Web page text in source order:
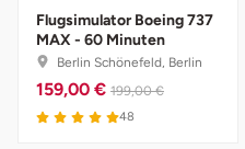
Flugsimulator Boeing 737
MAX - 60 Minuten
Berlin Schönefeld, Berlin
159,00 € 199,00 €
48
Bruchköbel
Bruchsal
Münster
Nürnberg
Sangerhausen
Sonneberg